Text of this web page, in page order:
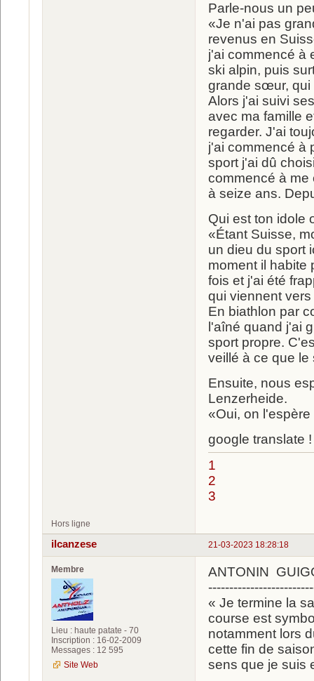
Parle-nous un
«Je n'ai pas
revenus en
j'ai commencé à
ski alpin, puis
grande sœur, qui
Alors j'ai suivi
avec ma famille
regarder. J'ai
j'ai commencé à
sport j'ai dû
commencé à me
à seize ans.
Qui est ton idole
«Étant Suisse,
un dieu du sport
moment il habite
fois et j'ai été
qui viennent
En biathlon par
l'aîné quand j'ai
sport propre.
veillé à ce que le
Ensuite, nous
Lenzerheide.
«Oui, on l'espère
google translate !
1
2
3
Hors ligne
21-03-2023 18:28:18
ilcanzese
Membre
Lieu : haute patate - 70
Inscription : 16-02-2009
Messages : 12 595
Site Web
ANTONIN
« Je termine la
course est
notamment lors
cette fin de
sens que je suis